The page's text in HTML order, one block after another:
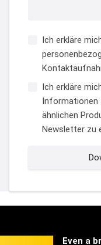
Ich erkläre
Ich erkläre
Informationen
ähnlichen
Newsletter zu
Even a